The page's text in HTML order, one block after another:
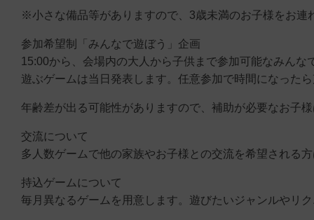
※小さな備品等がありますので、3歳未満のお子様をお連
参加希望制「みんなで遊ぼう」企画
15:00から、会場内の大人から子供まで参加可能なみんな
遊ぶゲームは当日発表します。任意参加で時間になった
年齢差が出る可能性がありますので、補助が必要なお子
交流について
多人数ゲームで他の家族やお子様との交流を希望される
持込ゲームについて
毎月異なるゲームを用意します。遊びたいジャンルやリ